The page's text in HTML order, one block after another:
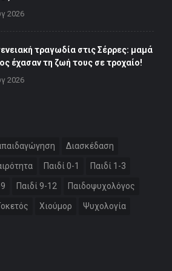
2026
τραγωδία στις Σέρρες: μαμά
έχασαν τη ζωή τους σε τροχαίο!
2026
Διασκέδαση
Παιδί 0-1 Παιδί 1-3
Παιδί 9-12 Παιδοψυχολόγος
Χιούμορ Ψυχολογία